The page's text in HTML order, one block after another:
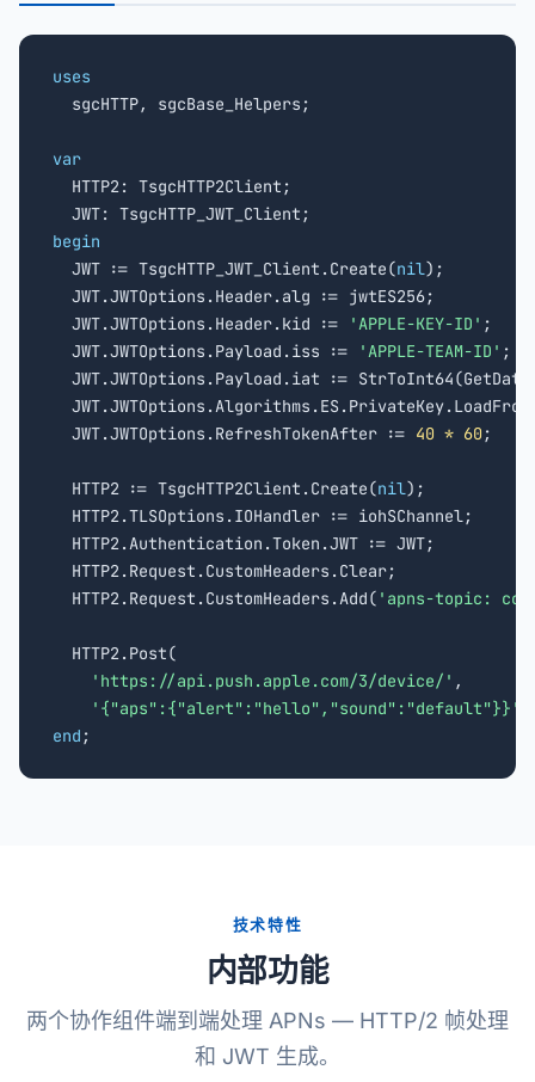
uses
sgcHTTP, sgcBase_Helpers;
var
HTTP2: TsgcHTTP2Client;
begin
JWT := TsgcHTTP_JWT_Client.Create(nil);
  JWT.JWTOptions.Header.alg := jwtES256;
  JWT.JWTOptions.Header.kid :=
'APPLE-KEY-ID' ;
  JWT.JWTOptions.Payload.iss :=
'APPLE-TEAM-ID' ;
JWT.JWTOptions.Payload.iat :=
  JWT.JWTOptions.RefreshTokenAfter :=
40 * 60 ;
  HTTP2 := TsgcHTTP2Client.Create(
nil);
  HTTP2.TLSOptions.IOHandler := iohSChannel;
  HTTP2.Authentication.Token.JWT := JWT;
  HTTP2.Request.CustomHeaders.Clear;
  HTTP2.Request.CustomHeaders.Add(
'apns-topic:
  HTTP2.Post(
'https://api.push.apple.com/3/device/ ' ,
'{"aps":{"alert":"hello","sound":"default"}}'
end ;
技术特性
内部功能
两个协作组件端到端处理 APNs — HTTP/2 帧处理
和 JWT 生成。